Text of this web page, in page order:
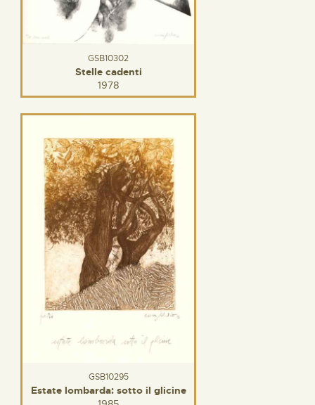
GSB10302
Stelle cadenti
1978
GSB10295
Estate lombarda: sotto il glicine